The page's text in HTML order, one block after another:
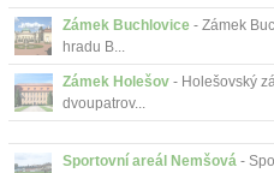
Zámek Buchlovice - Zámek
hradu B...
Zámek Holešov - Holešovský
dvoupatrov...
Sportovní areál Nemšová -